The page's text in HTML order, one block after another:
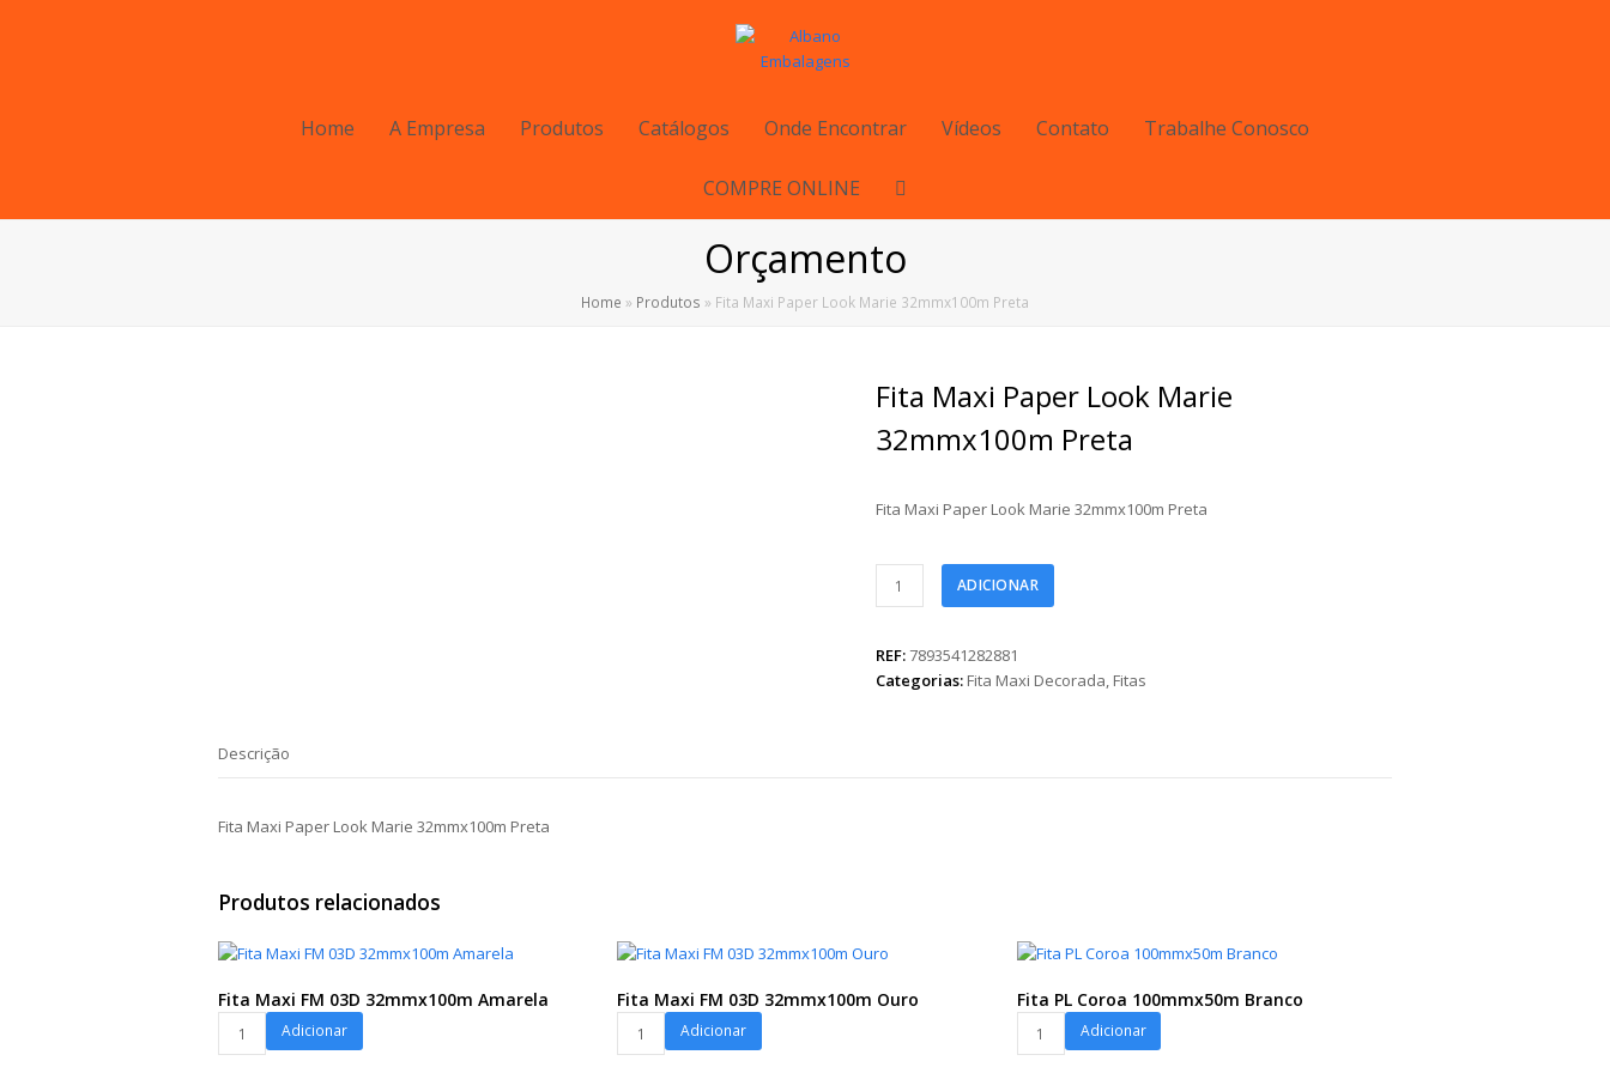
Home A Empresa Produtos Catálogos Onde Encontrar Vídeos Contato Trabalhe Conosco
COMPRE ONLINE
Orçamento
Home » Produtos » Fita Maxi Paper Look Marie 32mmx100m Preta
Fita Maxi Paper Look Marie
32mmx100m Preta
Fita Maxi Paper Look Marie 32mmx100m Preta
Look
Marie
ADICIONAR
REF:7893541282881
Categorias: Fita Maxi Decorada, Fitas
Descrição
Fita Maxi Paper Look Marie 32mmx100m Preta
Produtos relacionados
Fita Maxi FM 03D 32mmx100m Amarela
Adicionar
Fita Maxi FM 03D 32mmx100m Ouro
Adicionar
Fita PL Coroa 100mmx50m Branco
Adicionar